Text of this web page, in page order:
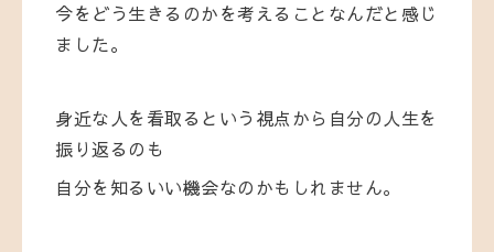
今をどう生きるのかを考えることなんだと感じ
ました。
身近な人を看取るという視点から自分の人生を
振り返るのも
自分を知るいい機会なのかもしれません。